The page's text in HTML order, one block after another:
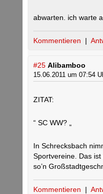
abwarten. ich warte
Kommentieren |
#25 Alibamboo
15.06.2011 um 07:54
ZITAT:
“ SC WW? „
In Schrecksbach
Sportvereine. Das
so’n
Kommentieren |